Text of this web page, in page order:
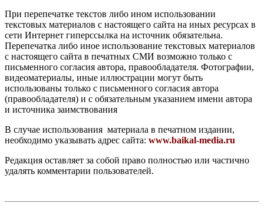
При перепечатке текстов либо ином использовании
текстовых материалов с настоящего сайта на иных ресурсах в
сети Интернет гиперссылка на источник обязательна.
Перепечатка либо иное использование текстовых материалов
с настоящего сайта в печатных СМИ возможно только с
письменного согласия автора, правообладателя. Фотографии,
видеоматериалы, иные иллюстрации могут быть
использованы только с письменного согласия автора
(правообладателя) и с обязательным указанием имени автора
и источника заимствования
В случае использования материала в печатном издании,
необходимо указывать адрес сайта: www.baikal-media.ru
Редакция оставляет за собой право полностью или частично
удалять комментарии пользователей.